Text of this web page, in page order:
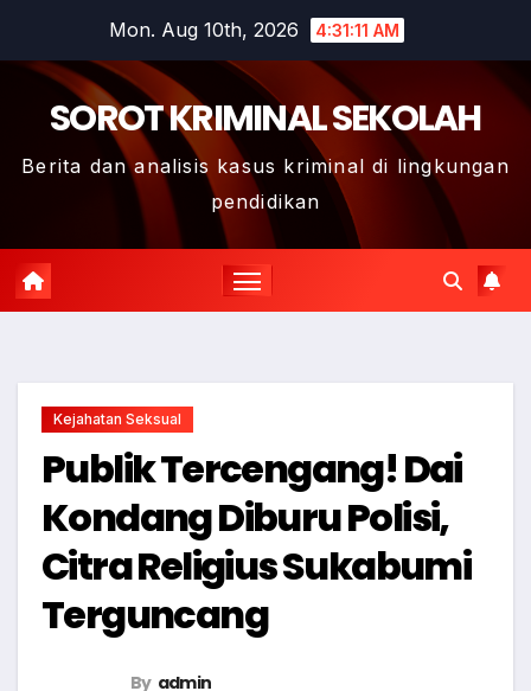
content
Mon. Aug 10th, 2026 4:31:12 AM
SOROT KRIMINAL SEKOLAH
Berita dan analisis kasus kriminal di lingkungan
pendidikan
Kejahatan Seksual
Publik Tercengang! Dai
Kondang Diburu Polisi,
Citra Religius Sukabumi
Terguncang
By admin